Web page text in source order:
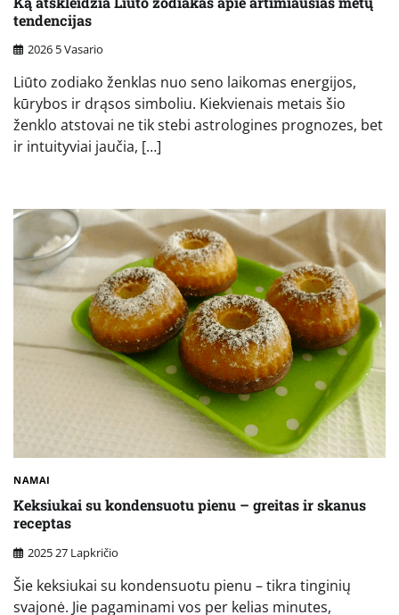
tendencijas
2026 5 Vasario
Liūto zodiako ženklas nuo seno laikomas energijos,
kūrybos ir drąsos simboliu. Kiekvienais metais šio
ženklo atstovai ne tik stebi astrologines prognozes, bet
ir intuityviai jaučia, […]
NAMAI
Keksiukai su kondensuotu pienu – greitas ir skanus
receptas
2025 27 Lapkričio
Šie keksiukai su kondensuotu pienu – tikra tinginių
svajonė. Jie pagaminami vos per kelias minutes,